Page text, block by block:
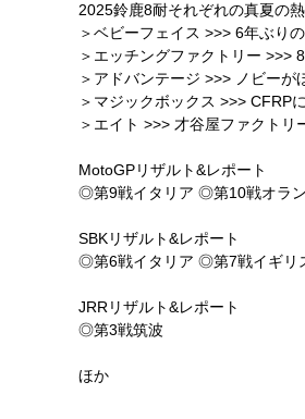
2025鈴鹿8耐それぞれの真夏の
＞ベビーフェイス >>> 6年ぶり
＞エッチングファクトリー >>>
＞アドバンテージ >>> ノビー
＞マジックボックス >>> CFRP
＞エイト >>> 才谷屋ファクト
MotoGPリザルト&レポート
◎第9戦イタリア ◎第10戦オラ
SBKリザルト&レポート
◎第6戦イタリア ◎第7戦イギリ
JRRリザルト&レポート
◎第3戦筑波
ほか